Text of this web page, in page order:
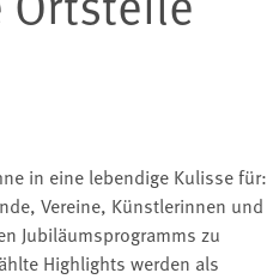
in eine lebendige Kulisse für:
Vereine, Künstlerinnen und
Jubiläumsprogramms zu
Highlights werden als